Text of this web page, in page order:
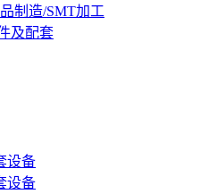
制造/SMT加工
及配套
设备
设备